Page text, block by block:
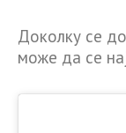
Доколку се
може да се